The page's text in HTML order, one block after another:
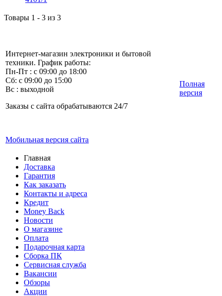
Товары 1 - 3 из 3
Интернет-магазин электроники и бытовой
техники. График работы:
Пн-Пт : с 09:00 до 18:00
Сб: с 09:00 до 15:00
Вс : выходной
Заказы с сайта обрабатываются 24/7
Мобильная версия сайта
Полная
версия
Главная
Доставка
Гарантия
Как заказать
Контакты и адреса
Кредит
Money Back
Новости
О магазине
Оплата
Подарочная карта
Сборка ПК
Сервисная служба
Вакансии
Обзоры
Акции